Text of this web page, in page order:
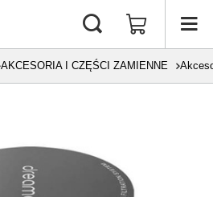
AKCESORIA I CZĘŚCI ZAMIENNE